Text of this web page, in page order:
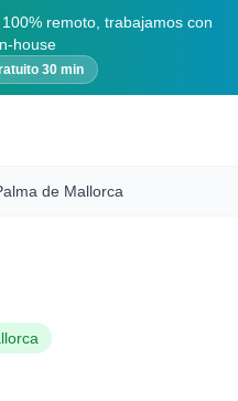
remoto, trabajamos con
house
30 min
de Mallorca